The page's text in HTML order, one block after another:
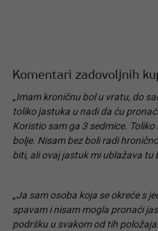
Komentari zadovoljnih
„Imam kroničnu bol u vratu, do
toliko jastuka u nadi da ću
Koristio sam ga 3 sedmice.
bolje. Nisam bez boli radi
biti, ali ovaj jastuk mi ublažava tu
„Ja sam osoba koja se okreće s
spavam i nisam mogla pronaći
podršku u svakom od tih